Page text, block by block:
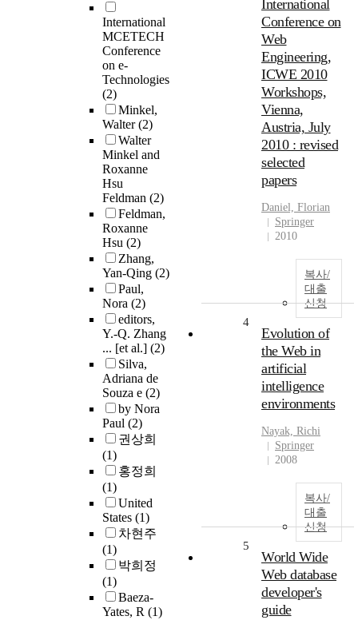
International
MCETECH
Conference
on e-
Technologies
(2)
Minkel,
Walter(2)
Walter
Minkel and
Roxanne
Hsu
Feldman (2)
Feldman,
Roxanne
Hsu (2)
Zhang,
Yan-Qing (2)
Paul,
Nora (2)
editors,
Y.-Q. Zhang
... [et al.] (2)
Silva,
Adriana de
Souza e (2)
by Nora
Paul (2)
권상희
(1)
홍정희
(1)
United
States (1)
차현주
(1)
박희정
(1)
Baeza-
Yates, R (1)
International
Conference on
Web
Engineering,
ICWE 2010
Workshops,
Vienna,
Austria, July
2010 : revised
selected
papers
Daniel, Florian
Springer
2010
복사/
대출
신청
4
Evolution of
the Web in
artificial
intelligence
environments
Nayak, Richi
Springer
2008
복사/
대출
신청
5
World Wide
Web database
developer's
guide